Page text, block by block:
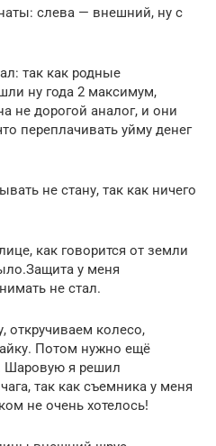
слева — внешний, ну с
так как родные
ну года 2 максимум,
не дорогой аналог, и они
переплачивать уйму денег
не стану, так как ничего
как говорится от земли
у меня
не стал.
колесо,
Потом нужно ещё
Шаровую я решил
так как съемника у меня
не очень хотелось!